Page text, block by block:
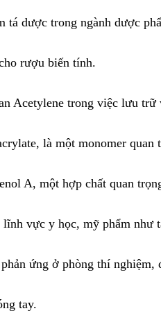
tá dược trong ngành dược
rượu biến tính.
Acetylene trong việc lưu trữ
là một monomer
A, một hợp chất quan
vực y học, mỹ phẩm như
ứng ở phòng thí nghiệm,
tay.